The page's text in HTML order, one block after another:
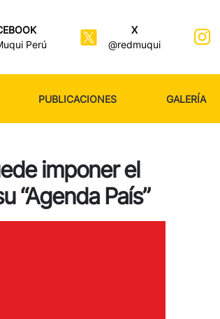
Perú
X
@redmuqui
PUBLICACIONES GALERÍA
imponer el
“Agenda País”